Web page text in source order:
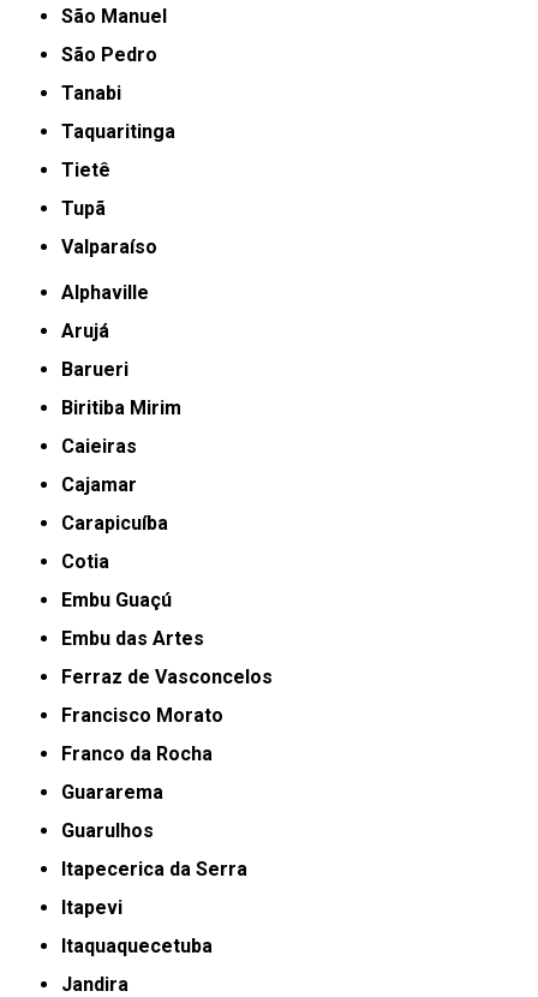
São Manuel
São Pedro
Tanabi
Taquaritinga
Tietê
Tupã
Valparaíso
Alphaville
Arujá
Barueri
Biritiba Mirim
Caieiras
Cajamar
Carapicuíba
Cotia
Embu Guaçú
Embu das Artes
Ferraz de Vasconcelos
Francisco Morato
Franco da Rocha
Guararema
Guarulhos
Itapecerica da Serra
Itapevi
Itaquaquecetuba
Jandira